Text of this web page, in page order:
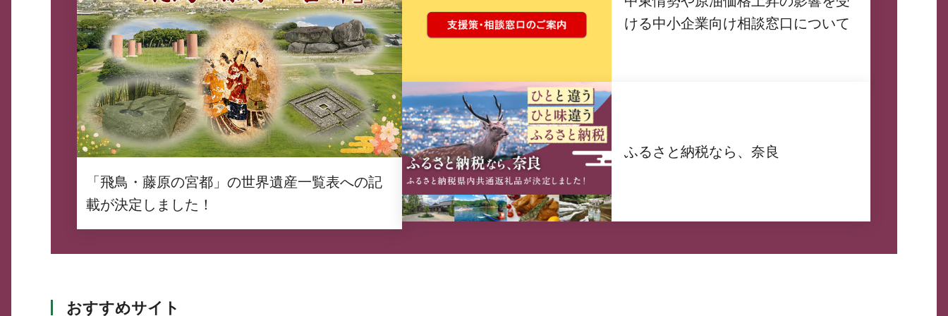
「飛鳥・藤原の宮都」の世界遺産一覧表への記
載が決定しました！
ける中小企業向け相談窓口について
ふるさと納税なら、奈良
おすすめサイト